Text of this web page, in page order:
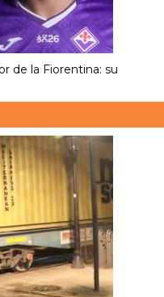
de la Fiorentina: su